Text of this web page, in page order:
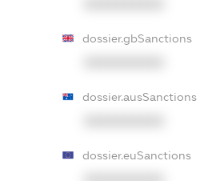
dossier.gbSanctions
dossier.ausSanctions
dossier.euSanctions